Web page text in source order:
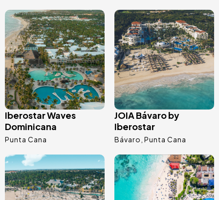
Imagem
Iberostar Waves
Dominicana
Punta Cana
Imagem
JOIA Bávaro by
Iberostar
Bávaro Punta Cana
Imagem Imagem